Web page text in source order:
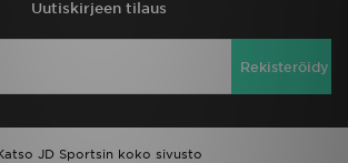
Uutiskirjeen tilaus
Rekisteröidy
JD Sportsin koko sivusto